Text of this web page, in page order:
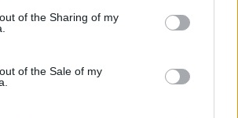
of the Sharing of my
of the Sale of my
e servizi disponibili →